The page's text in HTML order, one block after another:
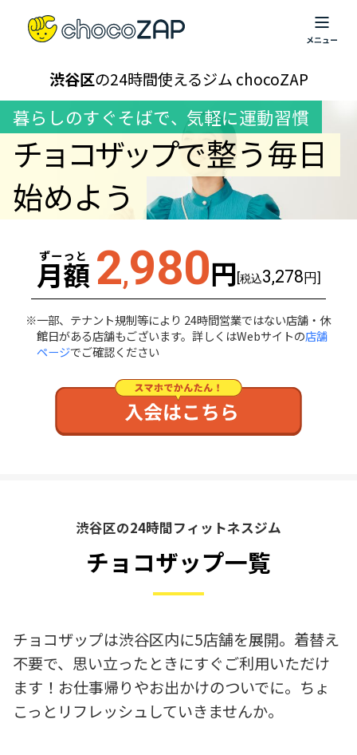
渋谷区の24時間使えるジム chocoZAP
暮らしのすぐそばで、 気軽に運動習慣
チョコザップで整う毎日
始めよう
ずーっと
月額 2,980円[税込3,278円]
一部、テナント規制等により 24時間営業ではない店舗・休
館日がある店舗もございます。詳しくはWebサイトの店舗
ページでご確認ください
渋谷区の24時間フィットネスジム
チョコザップ一覧
チョコザップは渋谷区内に5店舗を展開。着替え
不要で、思い立ったときにすぐご利用いただけ
ます！お仕事帰りやお出かけのついでに。ちょ
こっとリフレッシュしていきませんか。